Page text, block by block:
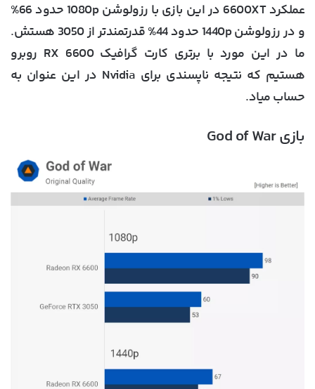
عملکرد 6600XT در این بازی با رزولوشن 1080p حدود 66%
و در رزولوشن 1440p حدود 44% قدرتمندتر از 3050 هستش.
ما در این مورد با برتری کارت گرافیک RX 6600 روبرو
هستیم که نتیجه ناپسندی برای Nvidia در این عنوان به
حساب میاد.
بازی God of War